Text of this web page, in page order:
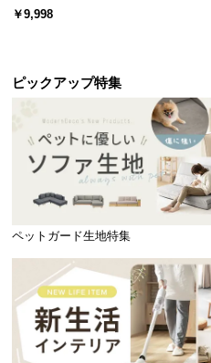
ード 木目/石目調 オープン収納・
￥9,998
ピックアップ特集
ペットガード生地特集